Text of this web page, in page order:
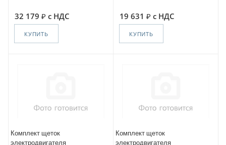
32 179 с НДС
КУПИТЬ
19 631 с НДС
КУПИТЬ
Комплект щеток
электродвигателя
Комплект щеток
электродвигателя